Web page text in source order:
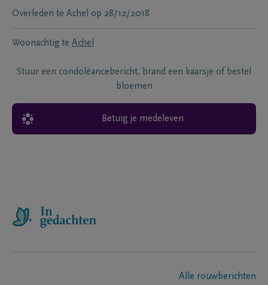
Overleden te Achel op 28/12/2018
Woonachtig te Achel
Stuur een condoléancebericht, brand een kaarsje of bestel
bloemen
Betuig je medeleven
Alle rouwberichten